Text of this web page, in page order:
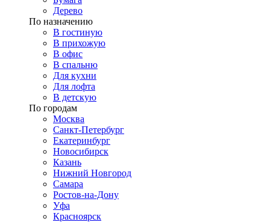
Дерево
По назначению
В гостиную
В прихожую
В офис
В спальню
Для кухни
Для лофта
В детскую
По городам
Москва
Санкт-Петербург
Екатеринбург
Новосибирск
Казань
Нижний Новгород
Самара
Ростов-на-Дону
Уфа
Красноярск